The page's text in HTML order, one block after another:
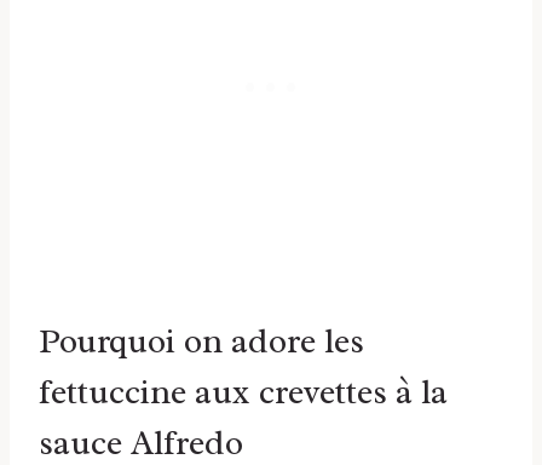
Pourquoi on adore les
fettuccine aux crevettes à la
sauce Alfredo